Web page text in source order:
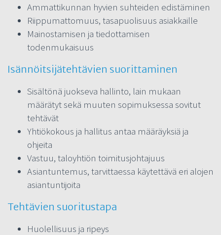
Ammattikunnan hyvien suhteiden edistäminen
Riippumattomuus, tasapuolisuus asiakkaille
Mainostamisen ja tiedottamisen
todenmukaisuus
Isännöitsijätehtävien suorittaminen
Sisältönä juokseva hallinto, lain mukaan
määrätyt sekä muuten sopimuksessa sovitut
tehtävät
Yhtiökokous ja hallitus antaa määräyksiä ja
ohjeita
Vastuu, taloyhtiön toimitusjohtajuus
Asiantuntemus, tarvittaessa käytettävä eri alojen
asiantuntijoita
Tehtävien suoritustapa
Huolellisuus ja ripeys